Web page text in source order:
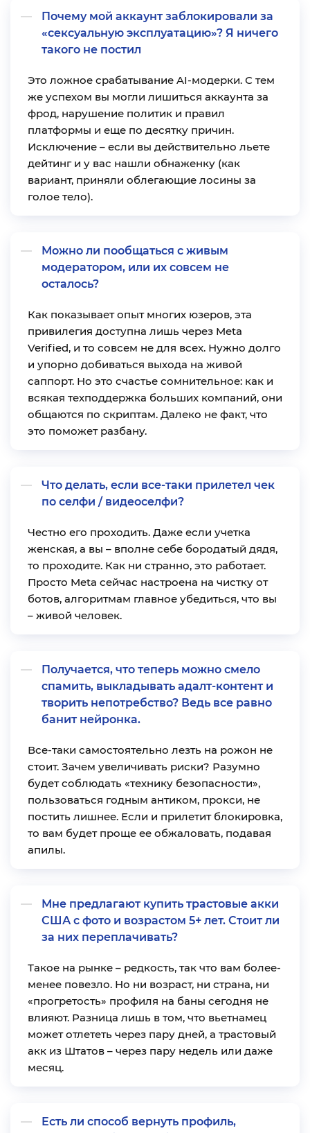
Почему мой аккаунт заблокировали за
«сексуальную эксплуатацию»? Я ничего
такого не постил
Это ложное срабатывание AI-модерки. С тем
же успехом вы могли лишиться аккаунта за
фрод, нарушение политик и правил
платформы и еще по десятку причин.
Исключение – если вы действительно льете
дейтинг и у вас нашли обнаженку (как
вариант, приняли облегающие лосины за
голое тело).
Можно ли пообщаться с живым
модератором, или их совсем не
осталось?
Как показывает опыт многих юзеров, эта
привилегия доступна лишь через Meta
Verified, и то совсем не для всех. Нужно долго
и упорно добиваться выхода на живой
саппорт. Но это счастье сомнительное: как и
всякая техподдержка больших компаний, они
общаются по скриптам. Далеко не факт, что
это поможет разбану.
Что делать, если все-таки прилетел чек
по селфи / видеоселфи?
Честно его проходить. Даже если учетка
женская, а вы – вполне себе бородатый дядя,
то проходите. Как ни странно, это работает.
Просто Meta сейчас настроена на чистку от
ботов, алгоритмам главное убедиться, что вы
– живой человек.
Получается, что теперь можно смело
спамить, выкладывать адалт-контент и
творить непотребство? Ведь все равно
банит нейронка.
Все-таки самостоятельно лезть на рожон не
стоит. Зачем увеличивать риски? Разумно
будет соблюдать «технику безопасности»,
пользоваться годным антиком, прокси, не
постить лишнее. Если и прилетит блокировка,
то вам будет проще ее обжаловать, подавая
апилы.
Мне предлагают купить трастовые акки
США с фото и возрастом 5+ лет. Стоит ли
за них переплачивать?
Такое на рынке – редкость, так что вам более-
менее повезло. Но ни возраст, ни страна, ни
«прогретость» профиля на баны сегодня не
влияют. Разница лишь в том, что вьетнамец
может отлететь через пару дней, а трастовый
акк из Штатов – через пару недель или даже
месяц.
Есть ли способ вернуть профиль,